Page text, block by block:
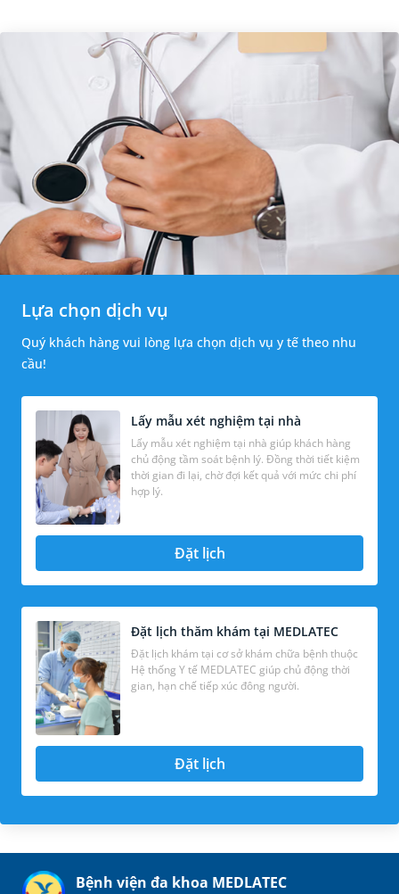
Lựa chọn dịch vụ
Quý khách hàng vui lòng lựa chọn dịch vụ y tế theo nhu
cầu!
Lấy mẫu xét nghiệm tại nhà
Lấy mẫu xét nghiệm tại nhà giúp khách hàng
chủ động tầm soát bệnh lý. Đồng thời tiết kiệm
thời gian đi lại, chờ đợi kết quả với mức chi phí
hợp lý.
Đặt lịch
Đặt lịch thăm khám tại MEDLATEC
Đặt lịch khám tại cơ sở khám chữa bệnh thuộc
Hệ thống Y tế MEDLATEC giúp chủ động thời
gian, hạn chế tiếp xúc đông người.
Đặt lịch
Bệnh viện đa khoa MEDLATEC